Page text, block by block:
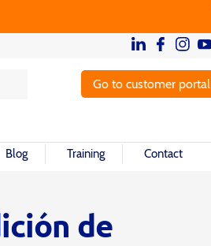
Go to customer portal
Blog Training Contact
de